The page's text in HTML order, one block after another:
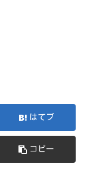
はてブ
コピー